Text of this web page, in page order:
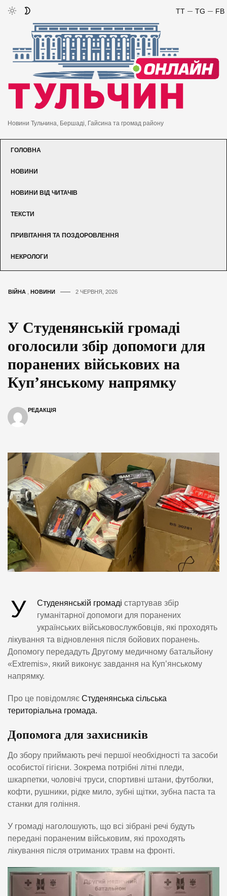
FB
TG
TT
Новини Тульчина, Бершаді, Гайсина та громад району
ГОЛОВНА
НОВИНИ
НОВИНИ ВІД ЧИТАЧІВ
ТЕКСТИ
ПРИВІТАННЯ ТА ПОЗДОРОВЛЕННЯ
НЕКРОЛОГИ
ВІЙНА НОВИНИ 2 ЧЕРВНЯ, 2026
У Студенянській громаді
оголосили збір допомоги для
поранених військових на
Куп’янському напрямку
РЕДАКЦІЯ
У Студенянській громаді стартував збір
гуманітарної допомоги для поранених
українських військовослужбовців, які проходять
лікування та відновлення після бойових поранень.
Допомогу передадуть Другому медичному батальйону
«Extremis», який виконує завдання на Куп’янському
напрямку.
Про це повідомляє Студенянська сільська
територіальна громада.
Допомога для захисників
До збору приймають речі першої необхідності та засоби
особистої гігієни. Зокрема потрібні літні пледи,
шкарпетки, чоловічі труси, спортивні штани, футболки,
кофти, рушники, рідке мило, зубні щітки, зубна паста та
станки для гоління.
У громаді наголошують, що всі зібрані речі будуть
передані пораненим військовим, які проходять
лікування після отриманих травм на фронті.